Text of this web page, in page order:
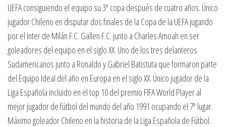
UEFA consiguiendo el equipo su 3º copa después de cuatro años. Único
jugador Chileno en disputar dos finales de la Copa de la UEFA jugando
por el Inter de Milán F.C. Gallen F.C. junto a Charles Amoah en ser
goleadores del equipo en el siglo XX. Uno de los tres delanteros
Sudamericanos junto a Ronaldo y Gabriel Batistuta que formaron parte
del Equipo Ideal del año en Europa en el siglo XX. Único jugador de la
Liga Española incluido en el top 10 del premio FIFA World Player al
mejor jugador de fútbol del mundo del año 1991 ocupando el 7º lugar.
Máximo goleador Chileno en la historia de la Liga Española de Fútbol.